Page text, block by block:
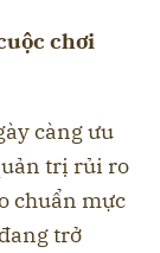
chơi
càng ưu
trị rủi ro
chuẩn mực
trở